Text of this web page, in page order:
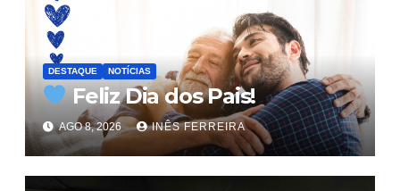
DESTAQUE NOTÍCIAS
Feliz Dia dos Pais!
AGO 8, 2026 INÊS FERREIRA